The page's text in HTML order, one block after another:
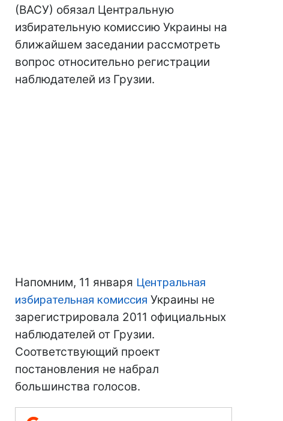
(ВАСУ) обязал Центральную
избирательную комиссию Украины на
ближайшем заседании рассмотреть
вопрос относительно регистрации
наблюдателей из Грузии.
Напомним, 11 января Центральная
избирательная комиссия Украины не
зарегистрировала 2011 официальных
наблюдателей от Грузии.
Соответствующий проект
постановления не набрал
большинства голосов.